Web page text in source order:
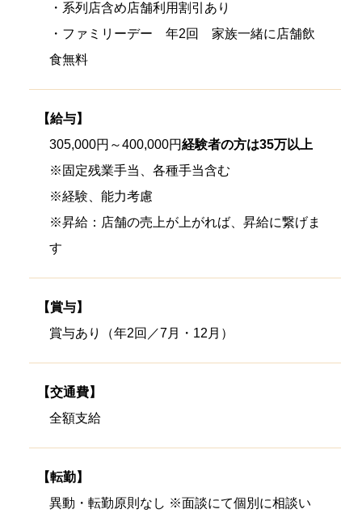
・系列店含め店舗利用割引あり
・ファミリーデー 年2回 家族一緒に店舗飲
食無料
【給与】
305,000円～400,000円経験者の方は35万以上
※固定残業手当、各種手当含む
※経験、能力考慮
※昇給：店舗の売上が上がれば、昇給に繋げま
す
【賞与】
賞与あり（年2回／7月・12月）
【交通費】
全額支給
【転勤】
異動・転勤原則なし ※面談にて個別に相談い